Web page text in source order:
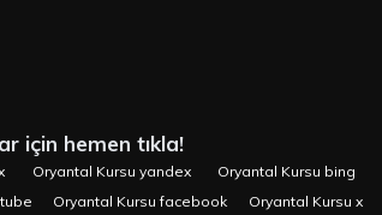
için hemen tıkla!
Oryantal Kursu yandex
Oryantal Kursu bing
Oryantal Kursu facebook
Oryantal Kursu x